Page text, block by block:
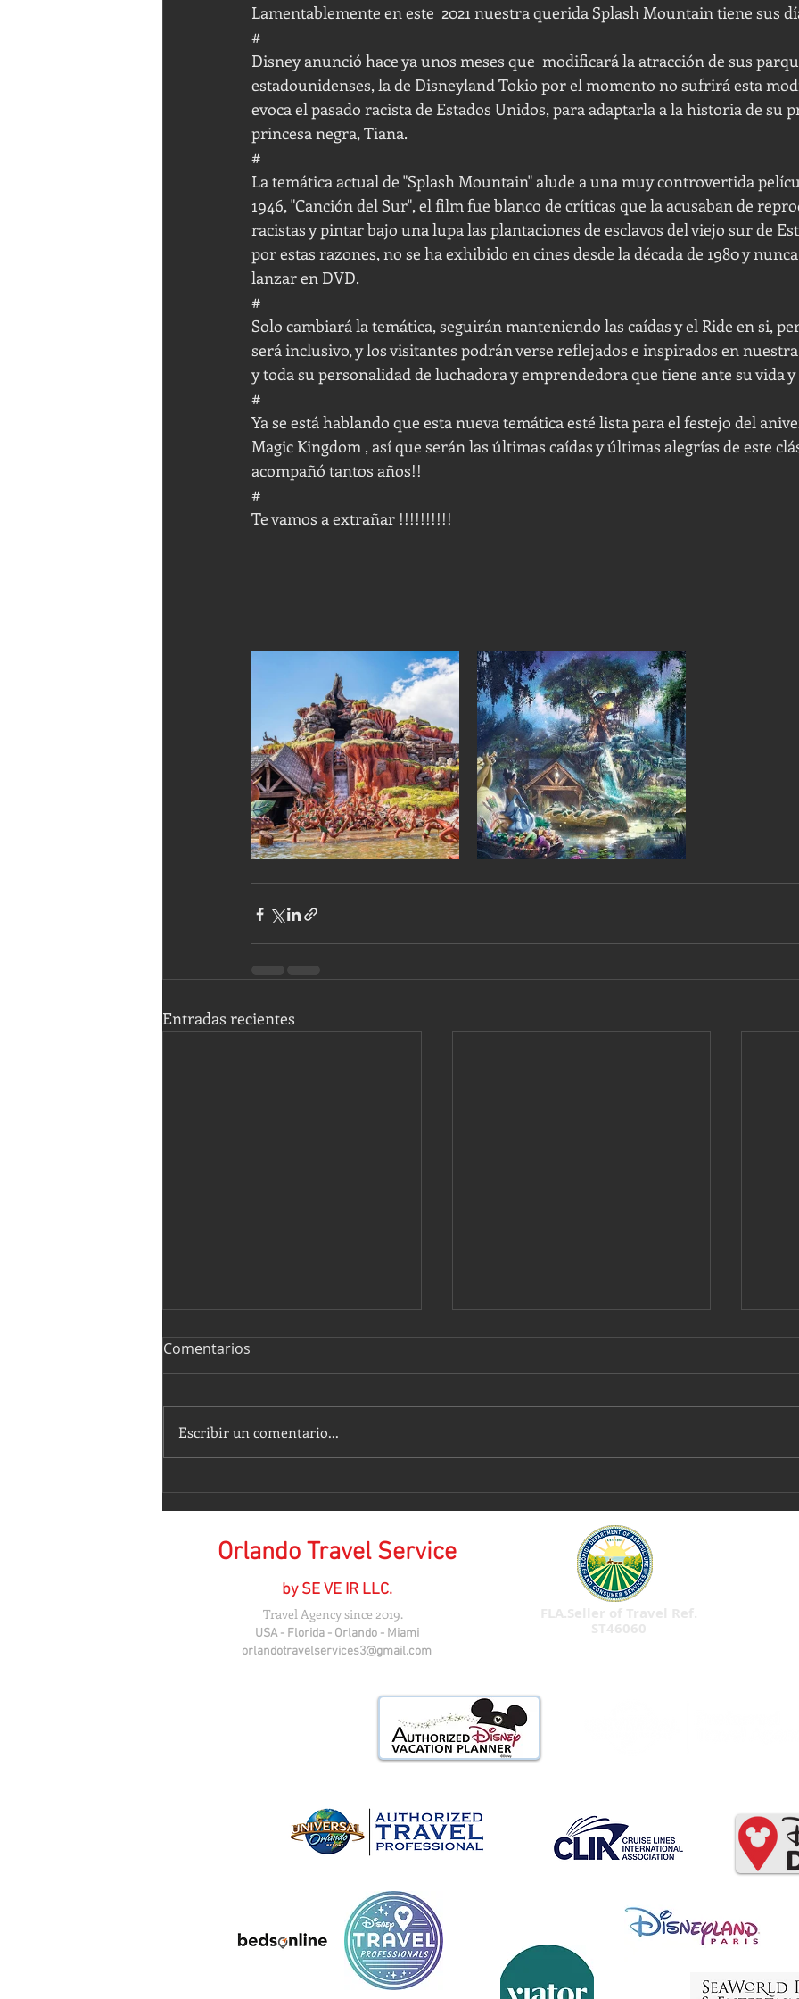
Lamentablemente en este  2021 nuestra querida Splash Mountain tiene sus
#
Disney anunció hace ya unos meses que  modificará la atracción de sus
estadounidenses, la de Disneyland Tokio por el momento no sufrirá esta
evoca el pasado racista de Estados Unidos​, para adaptarla a la historia de su
princesa negra, Tiana.
#
La temática actual de "Splash Mountain" alude a una muy controvertida
1946, "Canción del Sur", el film fue blanco de críticas que la acusaban de
racistas y pintar bajo una lupa las plantaciones de esclavos del viejo sur de
por estas razones, no se ha exhibido en cines desde la década de 1980 y
lanzar en DVD.
#
Solo cambiará la temática, seguirán manteniendo las caídas y el Ride en si,
será inclusivo, y los visitantes podrán verse reflejados e inspirados en
y toda su personalidad de luchadora y emprendedora que tiene ante su vida y
#
Ya se está hablando que esta nueva temática esté lista para el festejo del
Magic Kingdom , así que serán las últimas caídas y últimas alegrías de este
acompañó tantos años!!
#
Te vamos a extrañar !!!!!!!!!!
Entradas recientes
𝑬𝒔𝒕𝒂𝒕𝒖𝒂𝒔 𝑴𝒂́𝒈𝒊𝒄𝒂𝒎𝒆𝒏𝒕𝒆 𝑩𝒆𝒍𝒍𝒂𝒔
💕
𝑪𝒓𝒖𝒄𝒆𝒓𝒐 𝑫𝒊𝒔𝒏𝒆𝒚 - 𝑨𝒓𝒈𝒆𝒏𝒕𝒊𝒏𝒂
🇦🇷
Comentarios
Escribir un comentario...
Orlando Travel Service
by SE VE IR LLC.
USA - Florida - Orlando - Miami
orlandotravelservices3@gmail.com
Travel Agency since 2019.